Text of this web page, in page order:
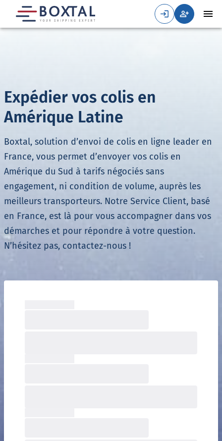
Expédier vos colis en
Amérique Latine
Boxtal, solution d’envoi de colis en ligne leader en
France, vous permet d’envoyer vos colis en
Amérique du Sud à tarifs négociés sans
engagement, ni condition de volume, auprès les
meilleurs transporteurs. Notre Service Client, basé
en France, est là pour vous accompagner dans vos
démarches et pour répondre à votre question.
N’hésitez pas, contactez-nous !